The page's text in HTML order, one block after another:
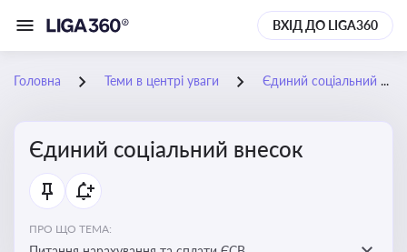
ВХІД ДО LIGA360
Головна Теми в центрі уваги Єдиний соціальний внесок
Єдиний соціальний внесок
ПРО ЩО ТЕМА: